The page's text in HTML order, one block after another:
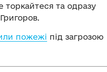
торкайтеся та одразу
пожежі під загрозою